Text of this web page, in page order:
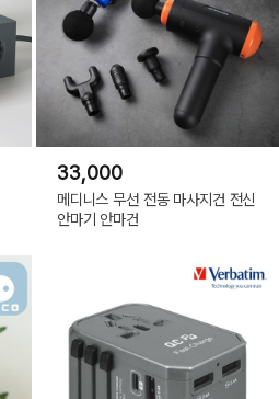
33,000
메디니스 무선 전동 마사지건 전신
안마기 안마건